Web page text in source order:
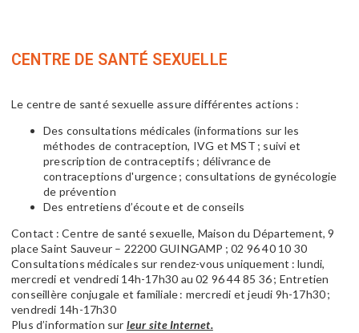
CENTRE DE SANTÉ SEXUELLE
Le centre de santé sexuelle assure différentes actions :
Des consultations médicales (informations sur les
méthodes de contraception, IVG et MST ; suivi et
prescription de contraceptifs ; délivrance de
contraceptions d'urgence ; consultations de gynécologie
de prévention
Des entretiens d’écoute et de conseils
Contact : Centre de santé sexuelle, Maison du Département, 9
place Saint Sauveur – 22200 GUINGAMP ; 02 96 40 10 30
Consultations médicales sur rendez-vous uniquement : lundi,
mercredi et vendredi 14h-17h30 au 02 96 44 85 36 ; Entretien
conseillère conjugale et familiale : mercredi et jeudi 9h-17h30 ;
vendredi 14h-17h30
Plus d’information sur leur site Internet.